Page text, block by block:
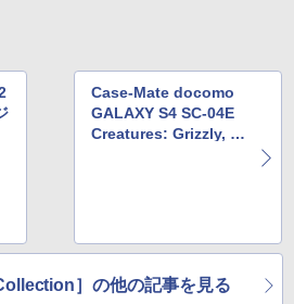
Case-Mate docomo
GALAXY S4 SC-04E
Creatures: Grizzly, Br
］の他の記事を見る